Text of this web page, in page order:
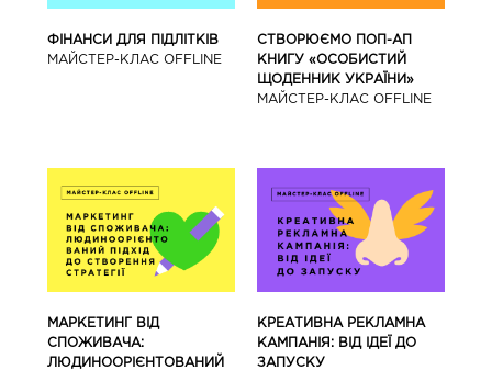
ФІНАНСИ ДЛЯ ПІДЛІТКІВ
МАЙCТЕР-КЛАС OFFLINE
СТВОРЮЄМО ПОП-АП
КНИГУ «ОСОБИСТИЙ
ЩОДЕННИК УКРАЇНИ»
МАЙCТЕР-КЛАС OFFLINE
МАРКЕТИНГ ВІД
СПОЖИВАЧА:
ЛЮДИНООРІЄНТОВАНИЙ
КРЕАТИВНА РЕКЛАМНА
КАМПАНІЯ: ВІД ІДЕЇ ДО
ЗАПУСКУ